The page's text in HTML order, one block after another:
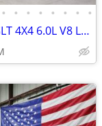
• • • • • • • •
1-OWNER 2014 GMC SIERRA 2500HD SLT 4X4 6.0L V8 LEATHER MICHELIN TIRES!